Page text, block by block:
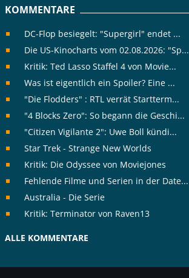
KOMMENTARE
DC-Flop besiegelt: "Supergirl" endet ...
Die US-Kinocharts vom 02.08.2026: "Sp...
Kritik: Ted Lasso Staffel 4 von Movie...
Was ist eigentlich ein Spoiler? Eine ...
"Die Flodders" : RTL verrät Startterm...
"4 Blocks Zero": So begann die Geschi...
"Citizen Vigilante 2": Uwe Boll kündi...
Star Trek - Strange New Worlds
Kritik: Die Odyssee von Moviejones
Fehlende Filme und Serien in der Date...
Australia - Die Serie
Kritik: Terminator von Raven13
ALLE KOMMENTARE